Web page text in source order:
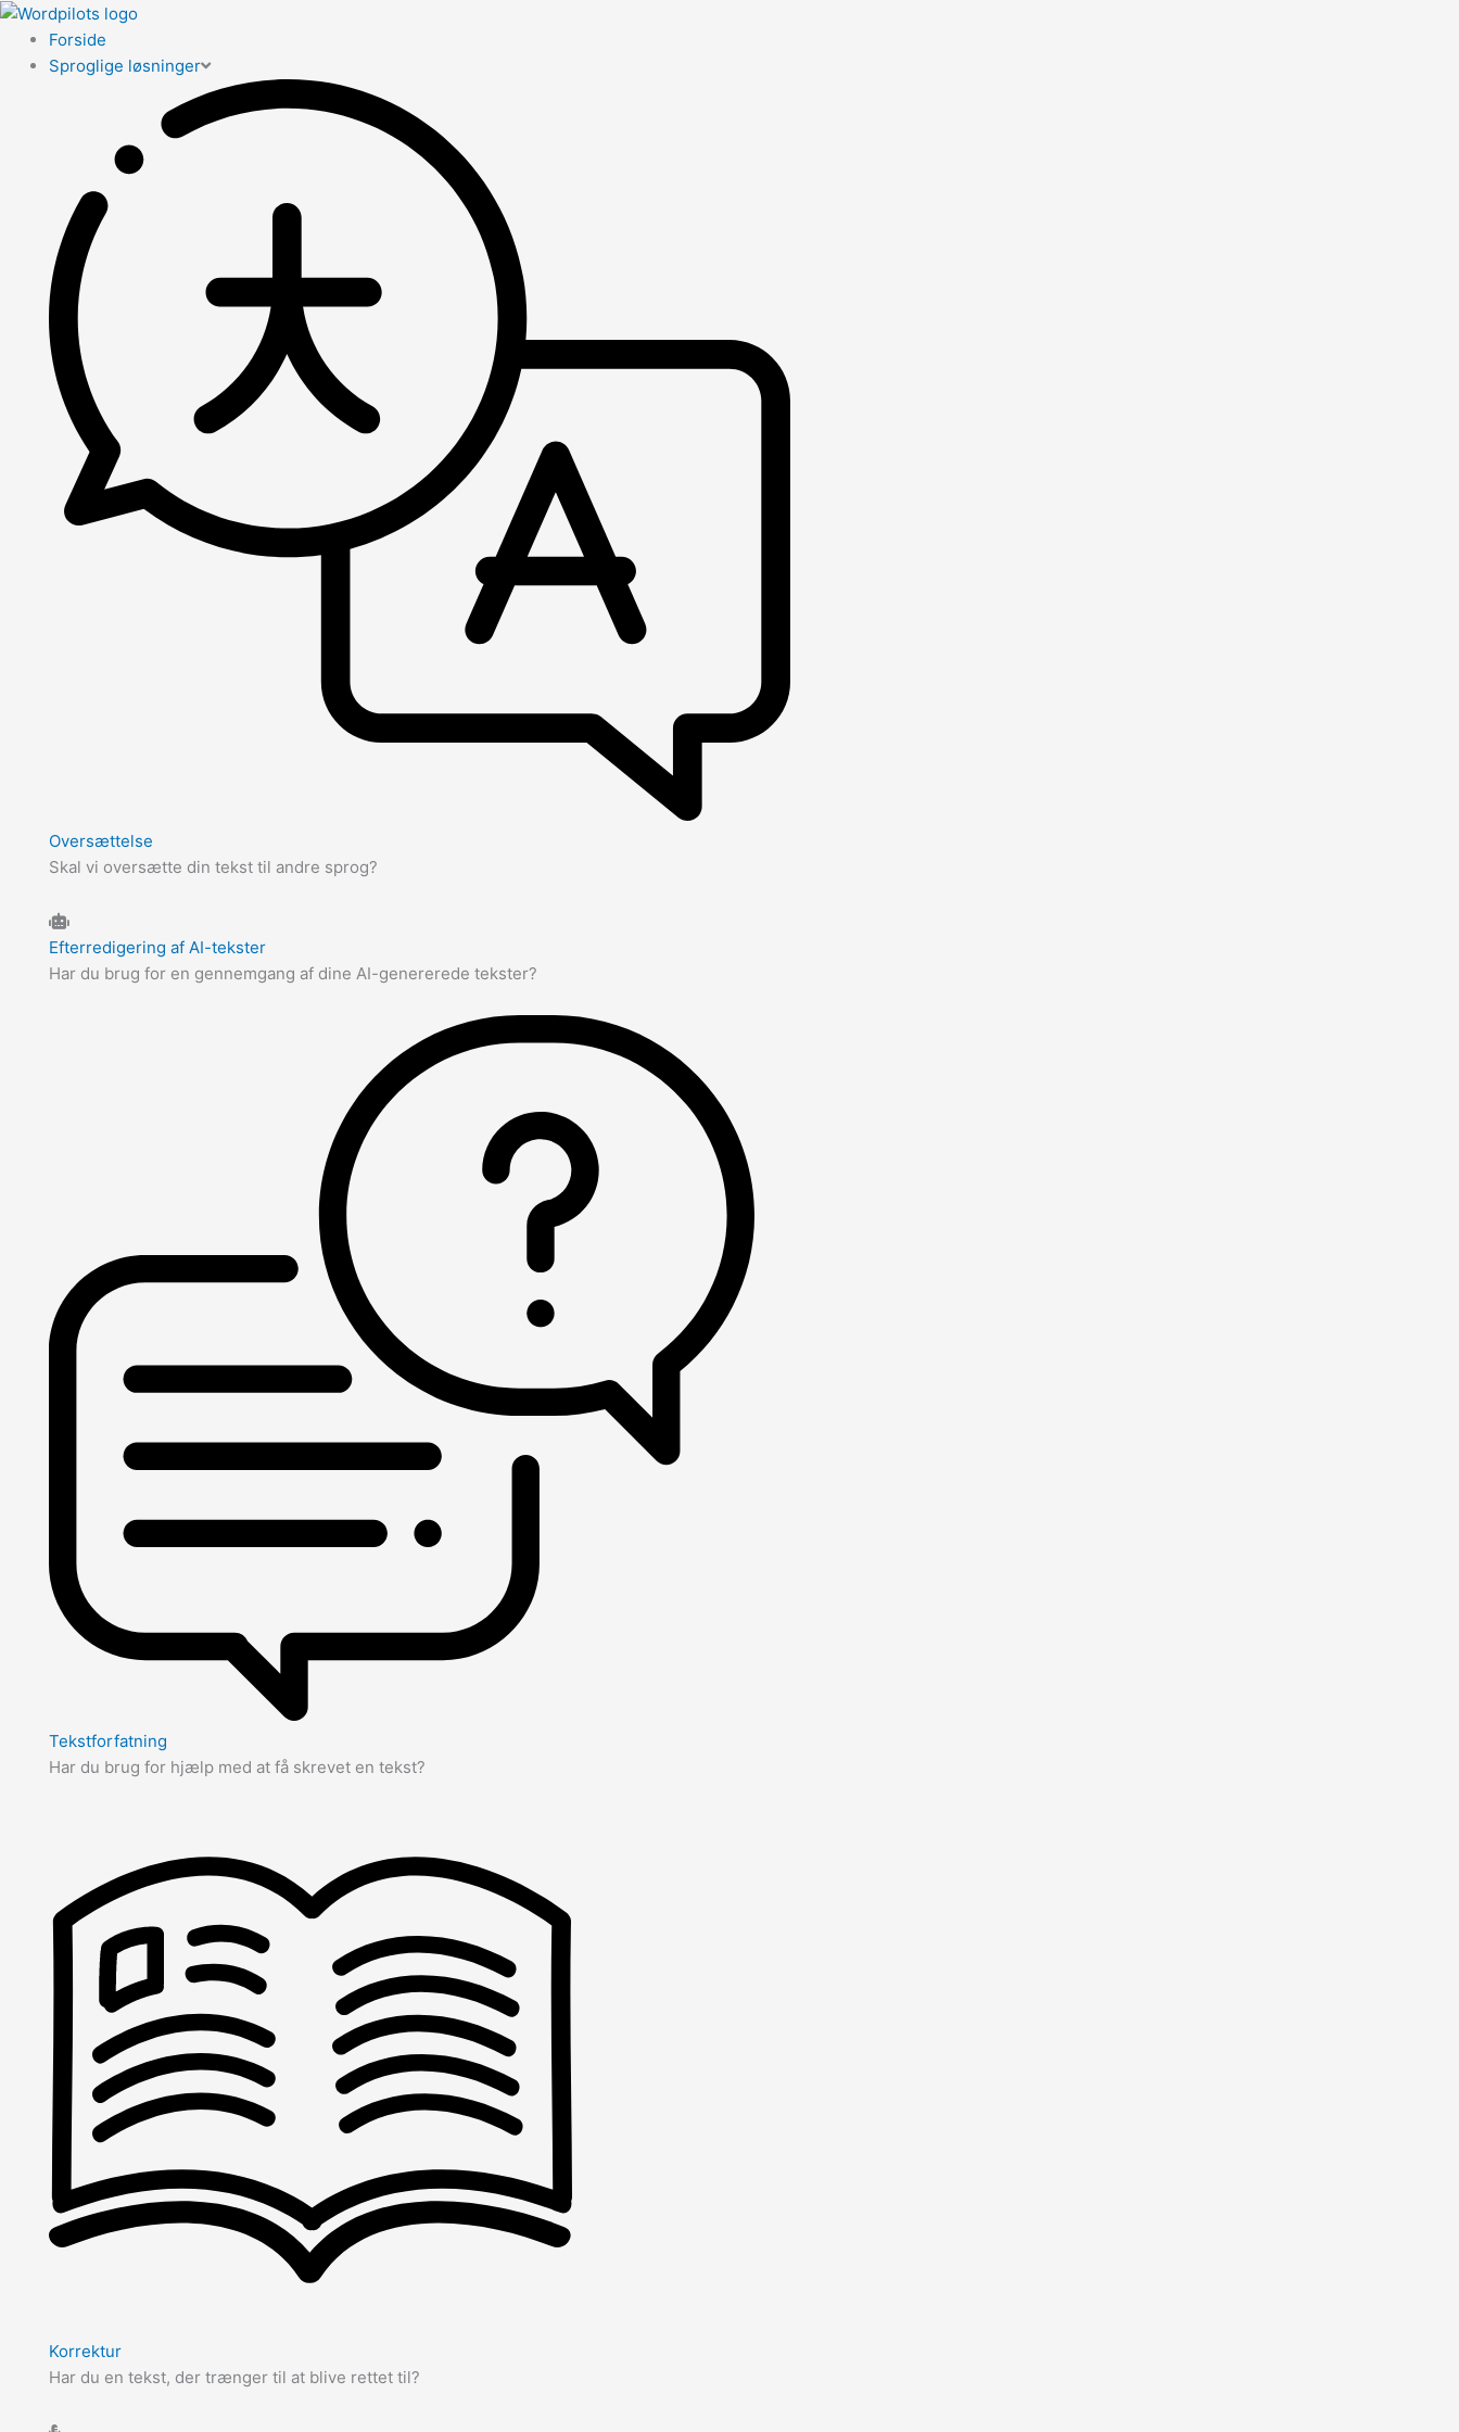
Forside
Sproglige løsninger
Oversættelse
Skal vi oversætte din tekst til andre sprog?
Efterredigering af AI-tekster
Har du brug for en gennemgang af dine AI-genererede tekster?
Tekstforfatning
Har du brug for hjælp med at få skrevet en tekst?
Korrektur
Har du en tekst, der trænger til at blive rettet til?